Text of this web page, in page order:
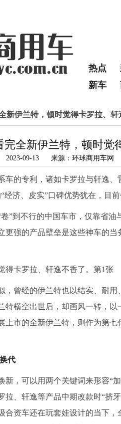
热点
新车
新伊兰特，顿时觉得卡罗拉、轩
完全新伊兰特，顿时觉
2023-09-13 来源：环球商用车
车的专利，诸如卡罗拉与轩逸
经济、皮实”口碑优势犹在，目
”到不行的中国车市，仅靠省
更强的产品壁垒是这些神车的
，曾经的伊兰特也以结实、耐
特横空出世后，却画风一转，
上市的全新伊兰特，则作为第
代
新，可以用两个关键词来形容“
拉、轩逸等产品中期改款时“挤
合资车还在玩套娃设计的当下